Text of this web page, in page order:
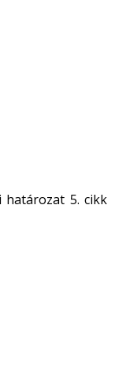
határozat 5. cikk